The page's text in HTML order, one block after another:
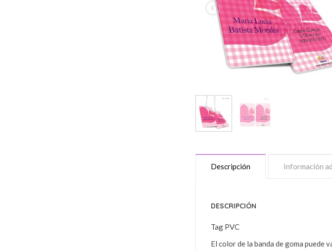
Descripción Información
DESCRIPCIÓN
Tag PVC
El color de la banda de goma puede